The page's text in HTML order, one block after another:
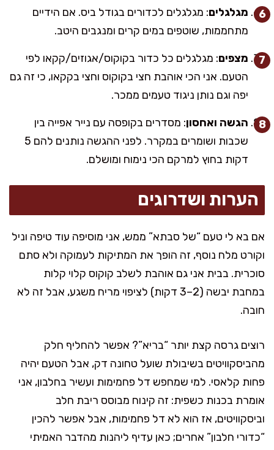
מגלגלים: מגלגלים לכדורים בגודל ביס. אם הידיים
מתחממות, שוטפים במים קרים ומנגבים היטב.
מצפים: מגלגלים כל כדור בקוקוס/אגוזים/קקאו לפי
הטעם. אני הכי אוהבת חצי בקוקוס וחצי בקקאו, כי זה גם
יפה וגם נותן ניגוד טעמים ממכר.
הגשה ואחסון: מסדרים בקופסה עם נייר אפייה בין
שכבות ושומרים במקרר. לפני ההגשה נותנים להם 5
דקות בחוץ למרקם הכי נימוח ומושלם.
הערות ושדרוגים
אם בא לי טעם “של סבתא” ממש, אני מוסיפה עוד טיפה וניל
וקורט מלח נוסף, זה הופך את המתיקות לעמוקה ולא סתם
סוכרית. בבית אני גם אוהבת לשלב קוקוס קלוי קלות
במחבת יבשה (2–3 דקות) לציפוי מריח משגע, אבל זה לא
חובה.
רוצים גרסה קצת יותר “בריא”? אפשר להחליף חלק
מהביסקוויטים בשיבולת שועל טחונה דק, אבל הטעם יהיה
פחות קלאסי. למי שמחפש דל פחמימות ועשיר בחלבון, אני
אומרת בכנות כשפית: זה קינוח מבוסס ריבת חלב
וביסקוויטים, אז הוא לא דל פחמימות, אבל אפשר להכין
“כדורי חלבון” אחרים; כאן עדיף ליהנות מהדבר האמיתי